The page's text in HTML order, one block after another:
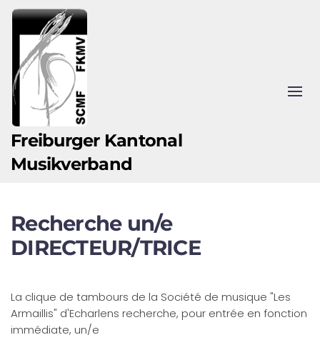
Zum Hauptinhalt springen
Freiburger Kantonal
Musikverband
Recherche un/e
DIRECTEUR/TRICE
La clique de tambours de la Société de musique "Les
Armaillis" d'Echarlens recherche, pour entrée en fonction
immédiate, un/e